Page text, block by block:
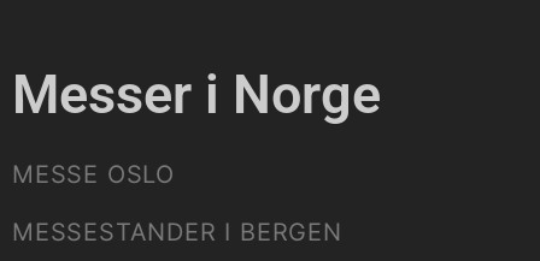
Messer i Norge
MESSE OSLO
MESSESTANDER I BERGEN